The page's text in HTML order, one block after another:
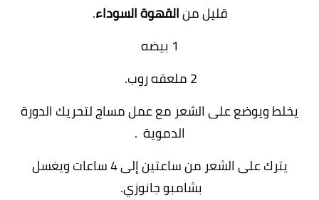
قليل منالقهوة السوداء.
1 بيضه
2 ملعقه روب.
يخلط ويوضع على الشعر مع عمل مساج لتحريك الدورة
الدموية .
يترك على الشعر من ساعتين إلى 4 ساعات ويغسل
بشامبو جانوزي.